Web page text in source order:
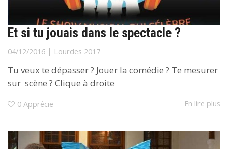
Et si tu jouais dans le spectacle ?
04/12/2016 | Lourdes 2017
Tu veux te dépasser ? Jouer la comédie ? Te mesurer
sur scène ? Clique à droite
0 Apprécie En lire plus